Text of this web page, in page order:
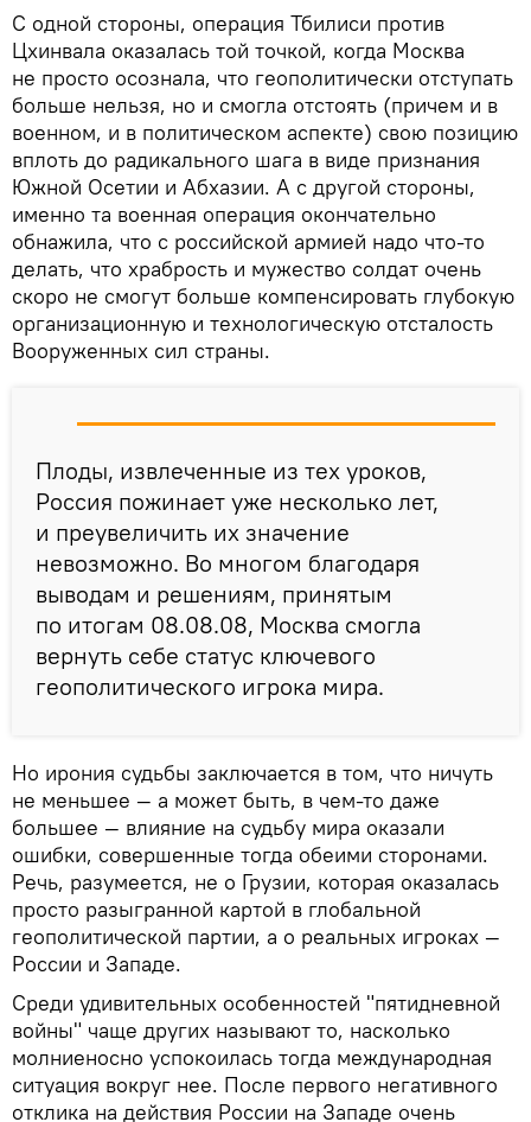
С одной стороны, операция Тбилиси против
Цхинвала оказалась той точкой, когда Москва
не просто осознала, что геополитически отступать
больше нельзя, но и смогла отстоять (причем и в
военном, и в политическом аспекте) свою позицию
вплоть до радикального шага в виде признания
Южной Осетии и Абхазии. А с другой стороны,
именно та военная операция окончательно
обнажила, что с российской армией надо что-то
делать, что храбрость и мужество солдат очень
скоро не смогут больше компенсировать глубокую
организационную и технологическую отсталость
Вооруженных сил страны.
Плоды, извлеченные из тех уроков,
Россия пожинает уже несколько лет,
и преувеличить их значение
невозможно. Во многом благодаря
выводам и решениям, принятым
по итогам 08.08.08, Москва смогла
вернуть себе статус ключевого
геополитического игрока мира.
Но ирония судьбы заключается в том, что ничуть
не меньшее — а может быть, в чем-то даже
большее — влияние на судьбу мира оказали
ошибки, совершенные тогда обеими сторонами.
Речь, разумеется, не о Грузии, которая оказалась
просто разыгранной картой в глобальной
геополитической партии, а о реальных игроках —
России и Западе.
Среди удивительных особенностей "пятидневной
войны" чаще других называют то, насколько
молниеносно успокоилась тогда международная
ситуация вокруг нее. После первого негативного
отклика на действия России на Западе очень